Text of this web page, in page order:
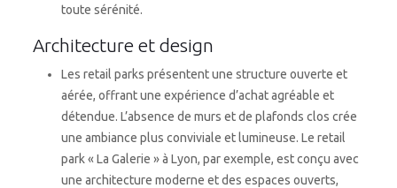
toute sérénité.
Architecture et design
Les retail parks présentent une structure ouverte et
aérée, offrant une expérience d’achat agréable et
détendue. L’absence de murs et de plafonds clos crée
une ambiance plus conviviale et lumineuse. Le retail
park « La Galerie » à Lyon, par exemple, est conçu avec
une architecture moderne et des espaces ouverts,